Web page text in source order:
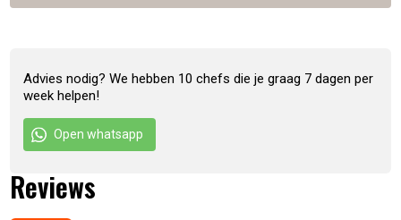
Advies nodig? We hebben 10 chefs die je graag 7 dagen per
week helpen!
Open whatsapp
Reviews